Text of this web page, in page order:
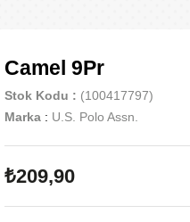
Camel 9Pr
Stok Kodu
(100417797)
Marka : U.S. Polo Assn.
₺209,90